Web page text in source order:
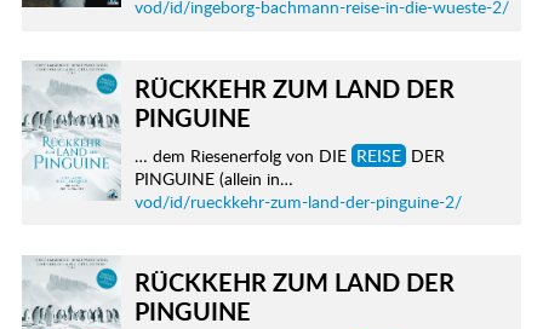
vod/id/ingeborg-bachmann-reise-in-die-wueste-2/
RÜCKKEHR ZUM LAND DER
PINGUINE
… dem Riesenerfolg von DIE REISE DER
PINGUINE (allein in…
vod/id/rueckkehr-zum-land-der-pinguine-2/
RÜCKKEHR ZUM LAND DER
PINGUINE